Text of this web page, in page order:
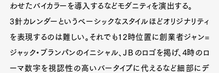
Pen Meet
わせたバイカラーを導入するなどモダニティを演出する。
3針カレンダーというベーシックなスタイルほどオリジナリティ
を表現するのは難しい。それでも12時位置に創業者ジャン=
ジャック・ブランパンのイニシャル、ＪＢのロゴを掲げ、4時のロ
ーマ数字を視認性の高いバータイプに代えるなど細部にデ